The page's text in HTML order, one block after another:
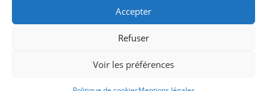
Accepter
Refuser
Voir les préférences
© 2022 –Site internet by Animage.fr agence de